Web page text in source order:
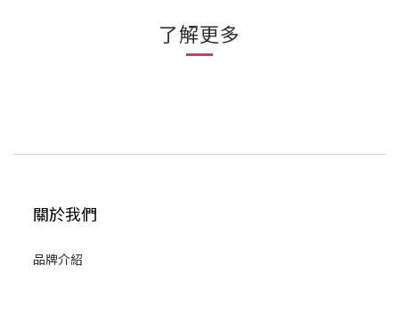
了解更多
關於我們
品牌介紹